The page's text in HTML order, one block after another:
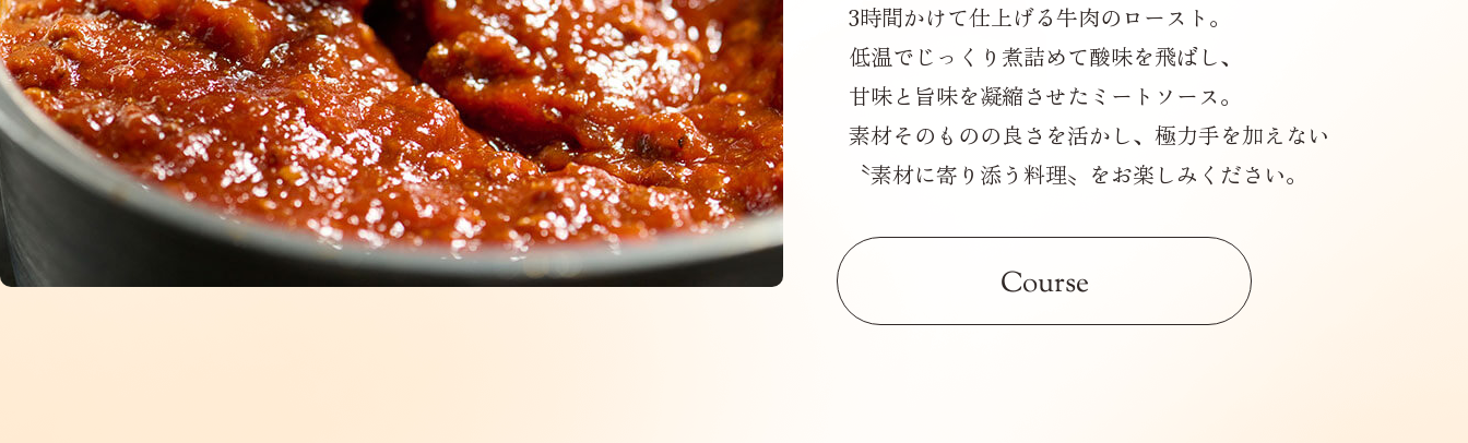
3時間かけて仕上げる牛肉のロースト。
低温でじっくり煮詰めて酸味を飛ばし、
甘味と旨味を凝縮させたミートソース。
素材そのものの良さを活かし、極力手を加えない
〝素材に寄り添う料理〟をお楽しみください。
Course